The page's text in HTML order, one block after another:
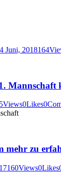
4 Juni, 2018164
Mannschaft
Views0Likes0
mehr zu
160Views0Likes